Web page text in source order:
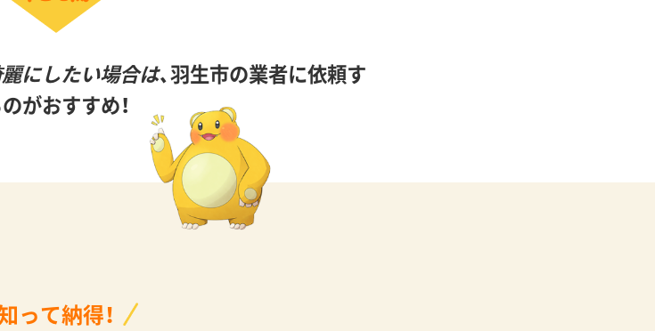
にしたい場合は、羽生市の業者に依頼す
がおすすめ！
って納得！